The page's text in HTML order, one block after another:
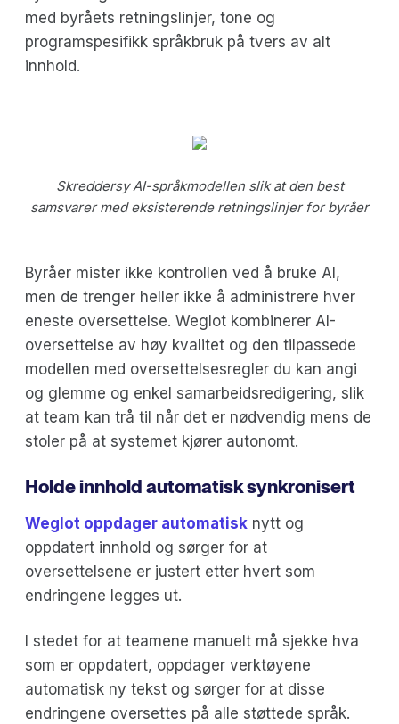
med byråets retningslinjer, tone og
programspesifikk språkbruk på tvers av alt
innhold.
Skreddersy AI-språkmodellen slik at den best
samsvarer med eksisterende retningslinjer for byråer
Byråer mister ikke kontrollen ved å bruke AI,
men de trenger heller ikke å administrere hver
eneste oversettelse. Weglot kombinerer AI-
oversettelse av høy kvalitet og den tilpassede
modellen med oversettelsesregler du kan angi
og glemme og enkel samarbeidsredigering, slik
at team kan trå til når det er nødvendig mens de
stoler på at systemet kjører autonomt.
Holde innhold automatisk synkronisert
Weglot oppdager automatisk nytt og
oppdatert innhold og sørger for at
oversettelsene er justert etter hvert som
endringene legges ut.
I stedet for at teamene manuelt må sjekke hva
som er oppdatert, oppdager verktøyene
automatisk ny tekst og sørger for at disse
endringene oversettes på alle støttede språk.